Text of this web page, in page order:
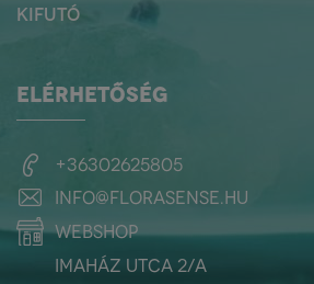
KIFUTÓ
ELÉRHETŐSÉG
+36302625805
info@florasense.hu
webshop
Imaház utca 2/a